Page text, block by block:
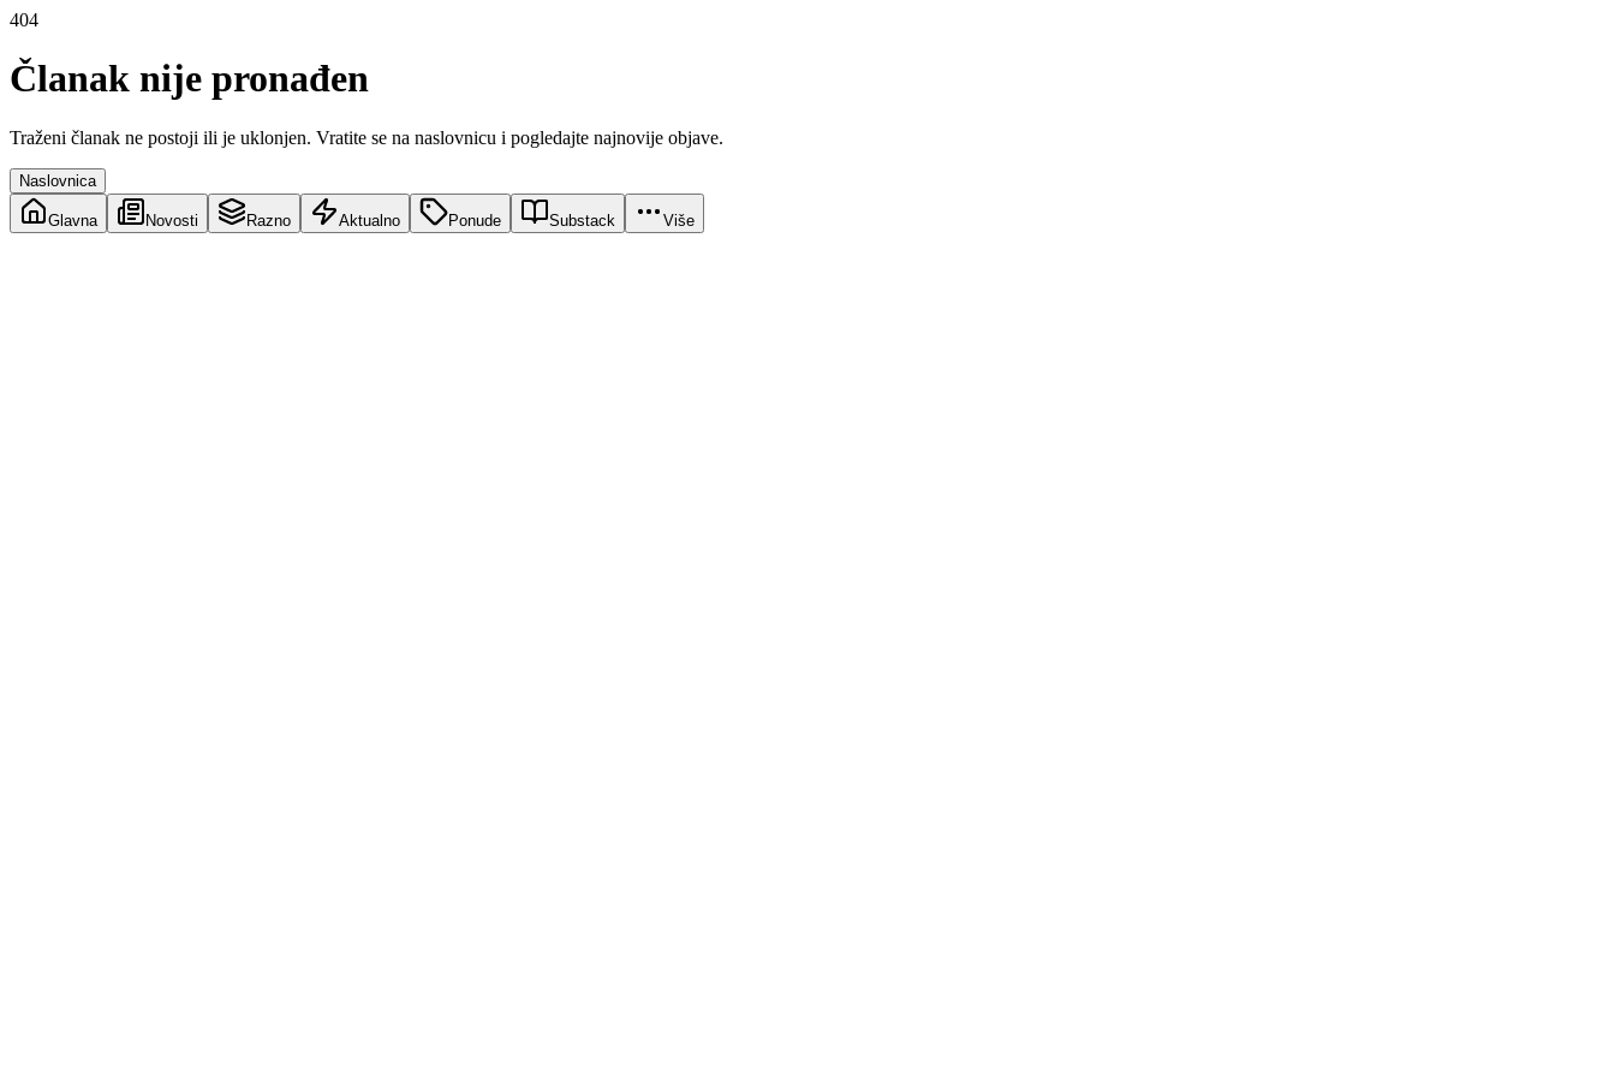
404
Članak nije pronađen
Traženi članak ne postoji ili je uklonjen. Vratite se na naslovnicu i pogledajte najnovije objave.
Naslovnica
Glavna Novosti Razno Aktualno Ponude Substack Više